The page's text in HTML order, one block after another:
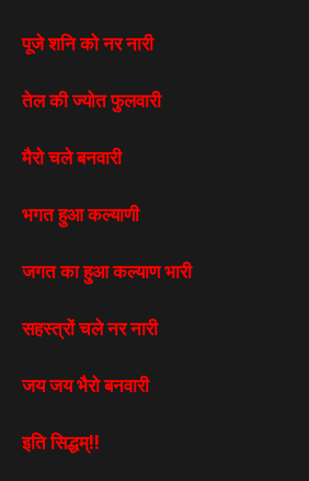
पूजे शनि को नर नारी
तेल की ज्योत फुलवारी
मैरो चले बनवारी
भगत हुआ कल्याणी
जगत का हुआ कल्याण भारी
सहस्त्रों चले नर नारी
जय जय भैरो बनवारी
इति सिद्धम्!!